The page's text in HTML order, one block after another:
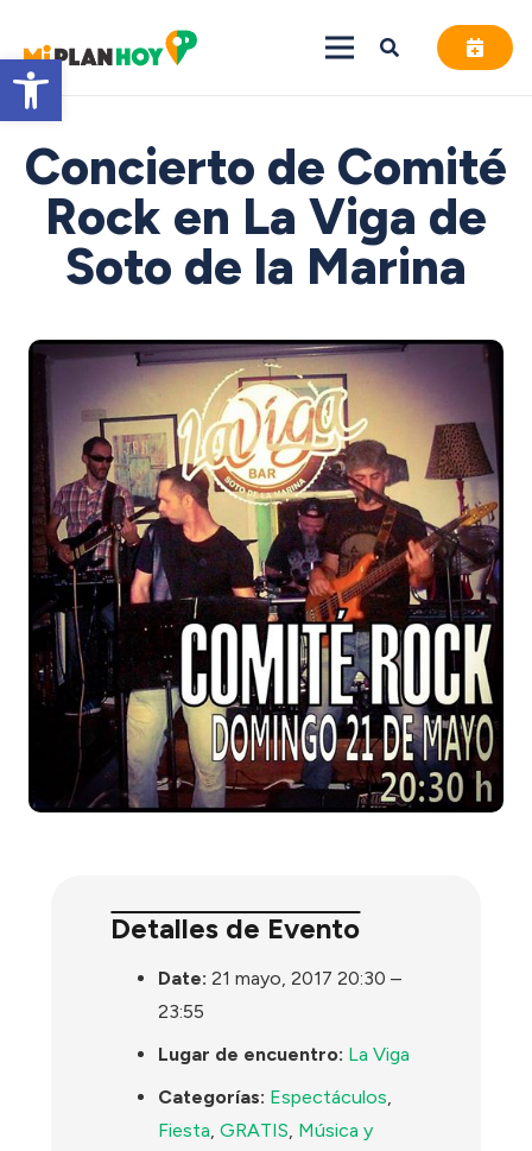
Abrir barra de herramientas
Concierto de Comité
Rock en La Viga de
Soto de la Marina
Detalles de Evento
Date: 21 mayo, 2017 20:30 –
23:55
Lugar de encuentro: La Viga
Categorías: Espectáculos,
Fiesta,GRATIS, Música y